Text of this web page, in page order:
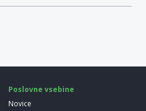
Poslovne vsebine
Novice